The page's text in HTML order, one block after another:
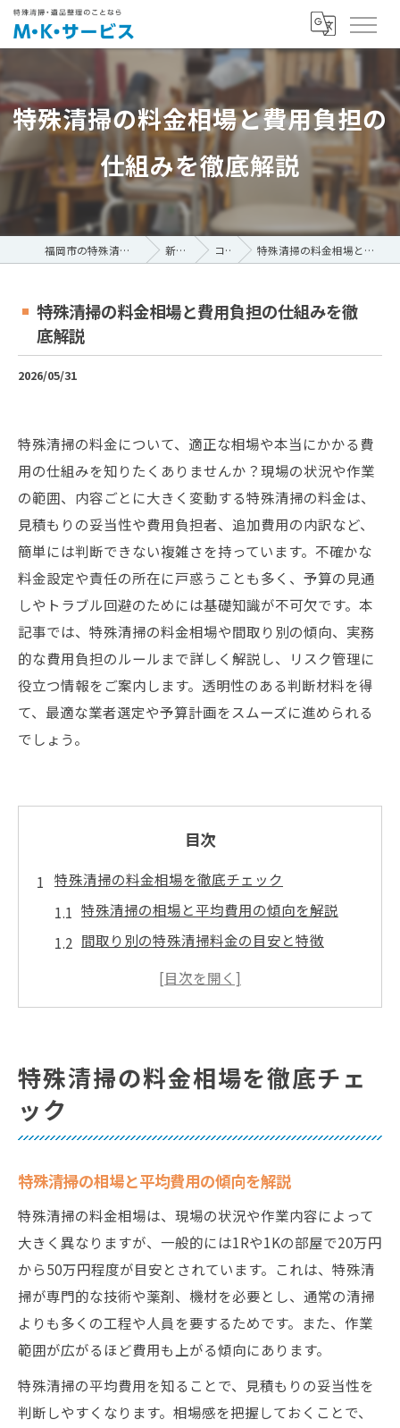
特殊清掃の料金相場と費用負担の
仕組みを徹底解説
福岡市の特殊清掃ならM・K・サービス 新着情報 コラム 特殊清掃の料金相場と費用負担の仕組みを徹底解説
特殊清掃の料金相場と費用負担の仕組みを徹
底解説
2026/05/31
特殊清掃の料金について、適正な相場や本当にかかる費
用の仕組みを知りたくありませんか？現場の状況や作業
の範囲、内容ごとに大きく変動する特殊清掃の料金は、
見積もりの妥当性や費用負担者、追加費用の内訳など、
簡単には判断できない複雑さを持っています。不確かな
料金設定や責任の所在に戸惑うことも多く、予算の見通
しやトラブル回避のためには基礎知識が不可欠です。本
記事では、特殊清掃の料金相場や間取り別の傾向、実務
的な費用負担のルールまで詳しく解説し、リスク管理に
役立つ情報をご案内します。透明性のある判断材料を得
て、最適な業者選定や予算計画をスムーズに進められる
でしょう。
目次
特殊清掃の料金相場を徹底チェック
特殊清掃の相場と平均費用の傾向を解説
間取り別の特殊清掃料金の目安と特徴
特殊清掃費用の幅が出る理由と注意点
費用負担者は誰か支払いの実態解説
賃貸物件での特殊清掃費用の支払いルール
相続放棄と特殊清掃費用の負担範囲につい
て
保証人や相続人の特殊清掃費用責任を解説
現場別に異なる特殊清掃の料金傾向
現場状況別で変わる特殊清掃の料金例
特殊清掃 ゴミ屋敷と孤独死で費用が異なる
理由
作業内容ごとに異なる特殊清掃料金の内訳
特殊清掃の料金相場を徹底チェ
ック
特殊清掃の相場と平均費用の傾向を解説
特殊清掃の料金相場は、現場の状況や作業内容によって
大きく異なりますが、一般的には1Rや1Kの部屋で20万円
から50万円程度が目安とされています。これは、特殊清
掃が専門的な技術や薬剤、機材を必要とし、通常の清掃
よりも多くの工程や人員を要するためです。また、作業
範囲が広がるほど費用も上がる傾向にあります。
特殊清掃の平均費用を知ることで、見積もりの妥当性を
判断しやすくなります。相場感を把握しておくことで、